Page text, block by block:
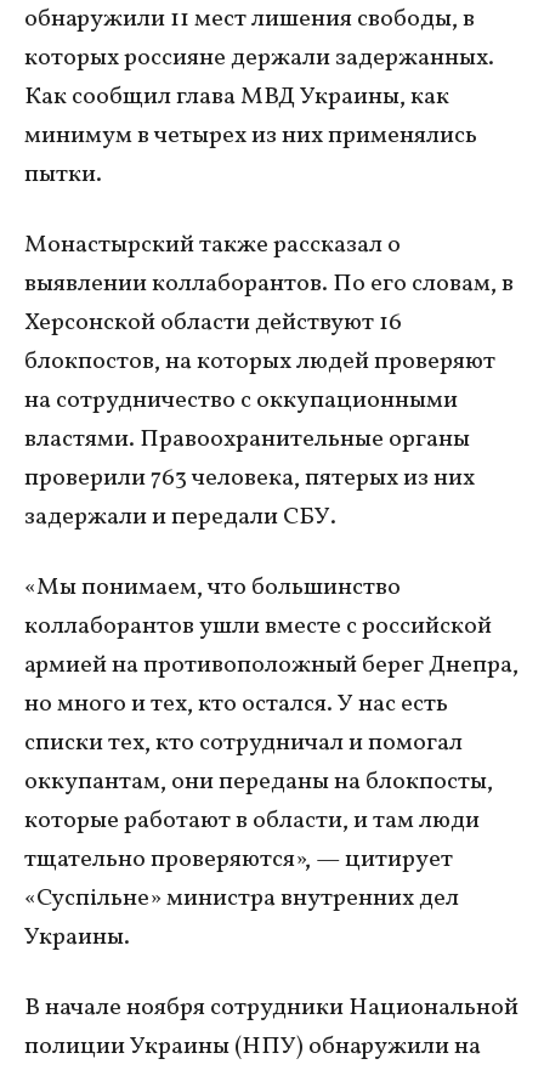
обнаружили 11 мест лишения свободы, в
которых россияне держали задержанных.
Как сообщил глава МВД Украины, как
минимум в четырех из них применялись
пытки.
Монастырский также рассказал о
выявлении коллаборантов. По его словам, в
Херсонской области действуют 16
блокпостов, на которых людей проверяют
на сотрудничество с оккупационными
властями. Правоохранительные органы
проверили 763 человека, пятерых из них
задержали и передали СБУ.
«Мы понимаем, что большинство
коллаборантов ушли вместе с российской
армией на противоположный берег Днепра,
но много и тех, кто остался. У нас есть
списки тех, кто сотрудничал и помогал
оккупантам, они переданы на блокпосты,
которые работают в области, и там люди
тщательно проверяются», — цитирует
«Суспiльне» министра внутренних дел
Украины.
В начале ноября сотрудники Национальной
полиции Украины (НПУ) обнаружили на